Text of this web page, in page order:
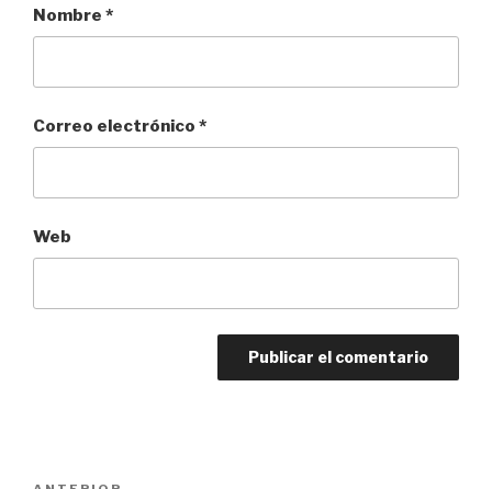
Nombre *
Correo electrónico *
Web